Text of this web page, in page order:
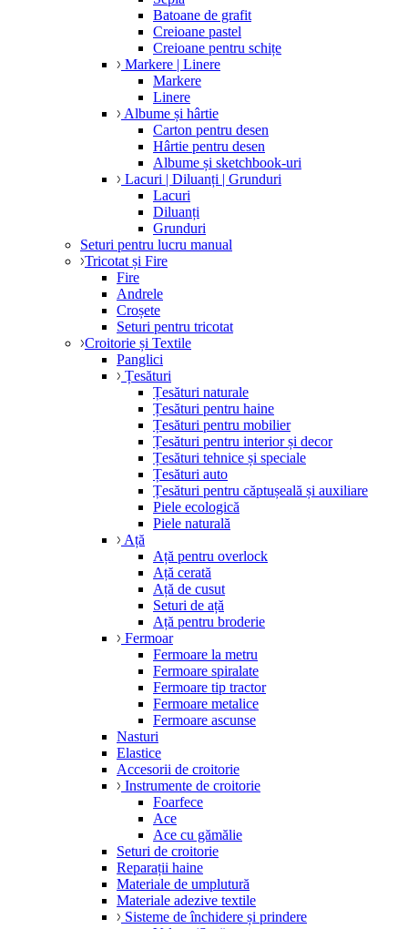
Batoane de grafit
Creioane pastel
Creioane pentru schițe
Markere | Linere
Markere
Linere
Albume și hârtie
Carton pentru desen
Hârtie pentru desen
Albume și sketchbook-uri
Lacuri | Diluanți | Grunduri
Lacuri
Diluanți
Grunduri
Seturi pentru lucru manual
Tricotat și Fire
Fire
Andrele
Croșete
Seturi pentru tricotat
Croitorie și Textile
Panglici
Țesături
Țesături naturale
Țesături pentru haine
Țesături pentru mobilier
Țesături pentru interior și decor
Țesături tehnice și speciale
Țesături auto
Țesături pentru căptușeală și auxiliare
Piele ecologică
Piele naturală
Ață
Ață pentru overlock
Ață cerată
Ață de cusut
Seturi de ață
Ață pentru broderie
Fermoar
Fermoare la metru
Fermoare spiralate
Fermoare tip tractor
Fermoare metalice
Fermoare ascunse
Nasturi
Elastice
Accesorii de croitorie
Instrumente de croitorie
Foarfece
Ace
Ace cu gămălie
Seturi de croitorie
Reparații haine
Materiale de umplutură
Materiale adezive textile
Sisteme de închidere și prindere